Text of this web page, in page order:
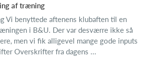
af træning
Vi benyttede aftenens klubaften til en
i B&U. Der var desværre ikke så
men vi fik alligevel mange gode inputs
Overskrifter fra dagens ...